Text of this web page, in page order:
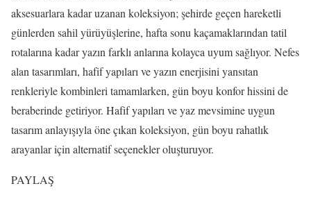
aksesuarlara kadar uzanan koleksiyon; şehirde geçen hareketli
günlerden sahil yürüyüşlerine, hafta sonu kaçamaklarından tatil
rotalarına kadar yazın farklı anlarına kolayca uyum sağlıyor. Nefes
alan tasarımları, hafif yapıları ve yazın enerjisini yansıtan
renkleriyle kombinleri tamamlarken, gün boyu konfor hissini de
beraberinde getiriyor. Hafif yapıları ve yaz mevsimine uygun
tasarım anlayışıyla öne çıkan koleksiyon, gün boyu rahatlık
arayanlar için alternatif seçenekler oluşturuyor.
PAYLAŞ